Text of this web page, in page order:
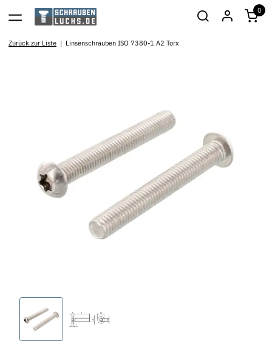
0
Zurück zur Liste Linsenschrauben ISO 7380-1 A2 Torx